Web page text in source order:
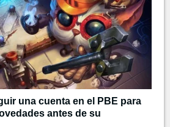
una cuenta en el PBE para
antes de su